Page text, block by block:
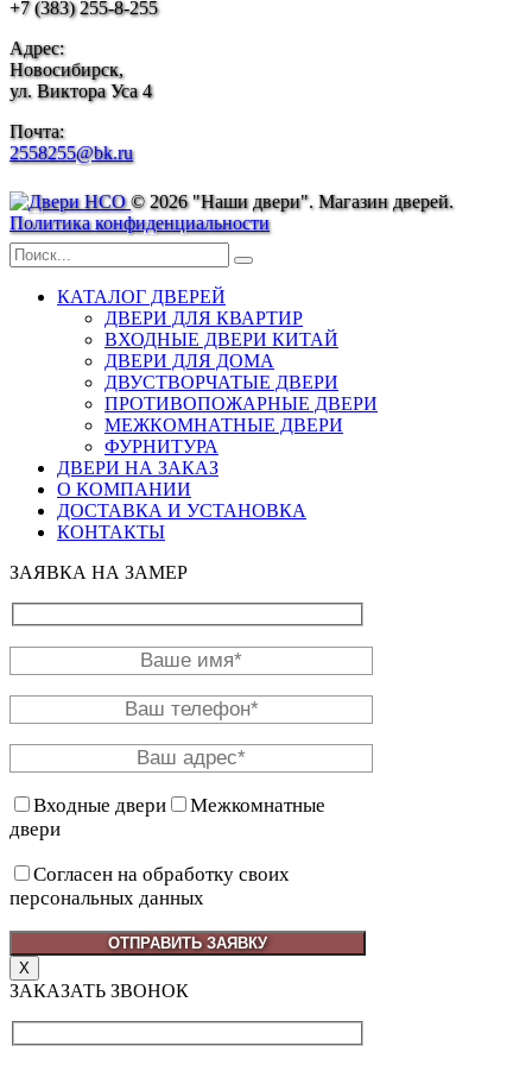
+7 (383) 255-8-255
Адрес:
Новосибирск,
ул. Виктора Уса 4
Почта:
2558255@bk.ru
© 2026 "Наши двери". Магазин дверей.
Политика конфиденциальности
КАТАЛОГ ДВЕРЕЙ
ДВЕРИ ДЛЯ КВАРТИР
ВХОДНЫЕ ДВЕРИ КИТАЙ
ДВЕРИ ДЛЯ ДОМА
ДВУСТВОРЧАТЫЕ ДВЕРИ
ПРОТИВОПОЖАРНЫЕ ДВЕРИ
МЕЖКОМНАТНЫЕ ДВЕРИ
ФУРНИТУРА
ДВЕРИ НА ЗАКАЗ
О КОМПАНИИ
ДОСТАВКА И УСТАНОВКА
КОНТАКТЫ
ЗАЯВКА НА ЗАМЕР
Входные двери
Межкомнатные
двери
Согласен на обработку своих
персональных данных
X
ЗАКАЗАТЬ ЗВОНОК